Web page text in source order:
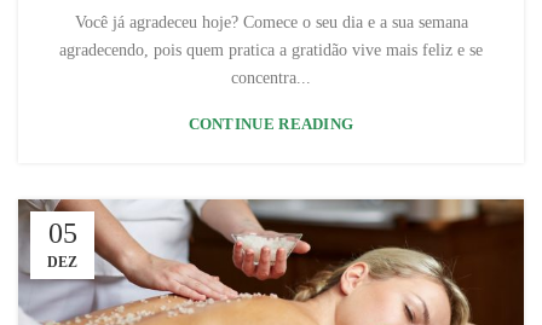
Você já agradeceu hoje? Comece o seu dia e a sua semana
agradecendo, pois quem pratica a gratidão vive mais feliz e se
concentra...
CONTINUE READING
05
DEZ